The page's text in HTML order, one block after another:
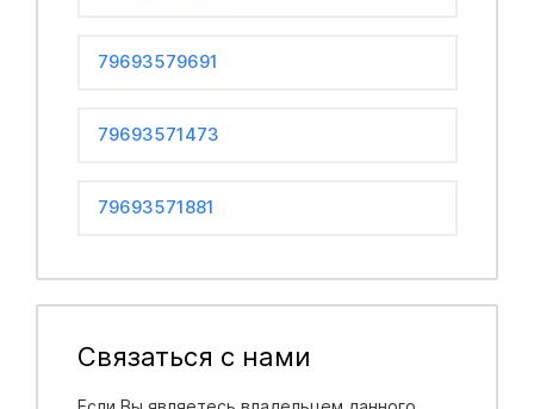
79693579691
79693571473
79693571881
Связаться с нами